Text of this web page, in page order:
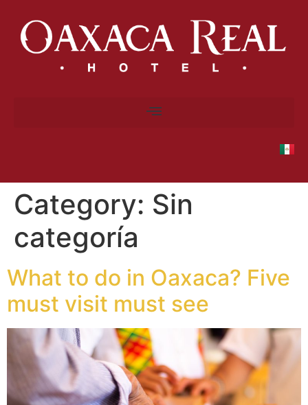
Category: Sin
categoría
What to do in Oaxaca? Five
must visit must see